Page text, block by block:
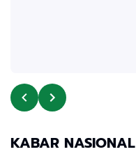
KABAR NASIONAL